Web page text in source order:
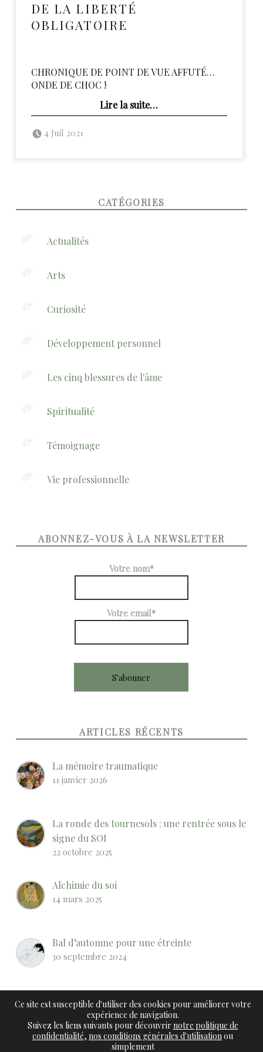
DE LA LIBERTÉ
OBLIGATOIRE
CHRONIQUE DE POINT DE VUE AFFUTÉ…
ONDE DE CHOC !
Lire la suite…
4 Juil 2021
CATÉGORIES
Actualités
Arts
Curiosité
Développement personnel
Les cinq blessures de l'âme
Spiritualité
Témoignage
Vie professionnelle
ABONNEZ-VOUS À LA NEWSLETTER
Votre nom*
Votre email*
ARTICLES RÉCENTS
La mémoire traumatique
11 janvier 2026
La ronde des tournesols : une rentrée sous le
signe du SOI
22 octobre 2025
Alchimie du soi
14 mars 2025
Bal d’automne pour une étreinte
30 septembre 2024
Notre SOI est indestructible
7 juin 2024
Ce site est susceptible d'utiliser des cookies pour améliorer votre
expérience de navigation.
Suivez les liens suivants pour découvrir notre politique de
confidentialité, nos conditions générales d'utilisationou
simplement